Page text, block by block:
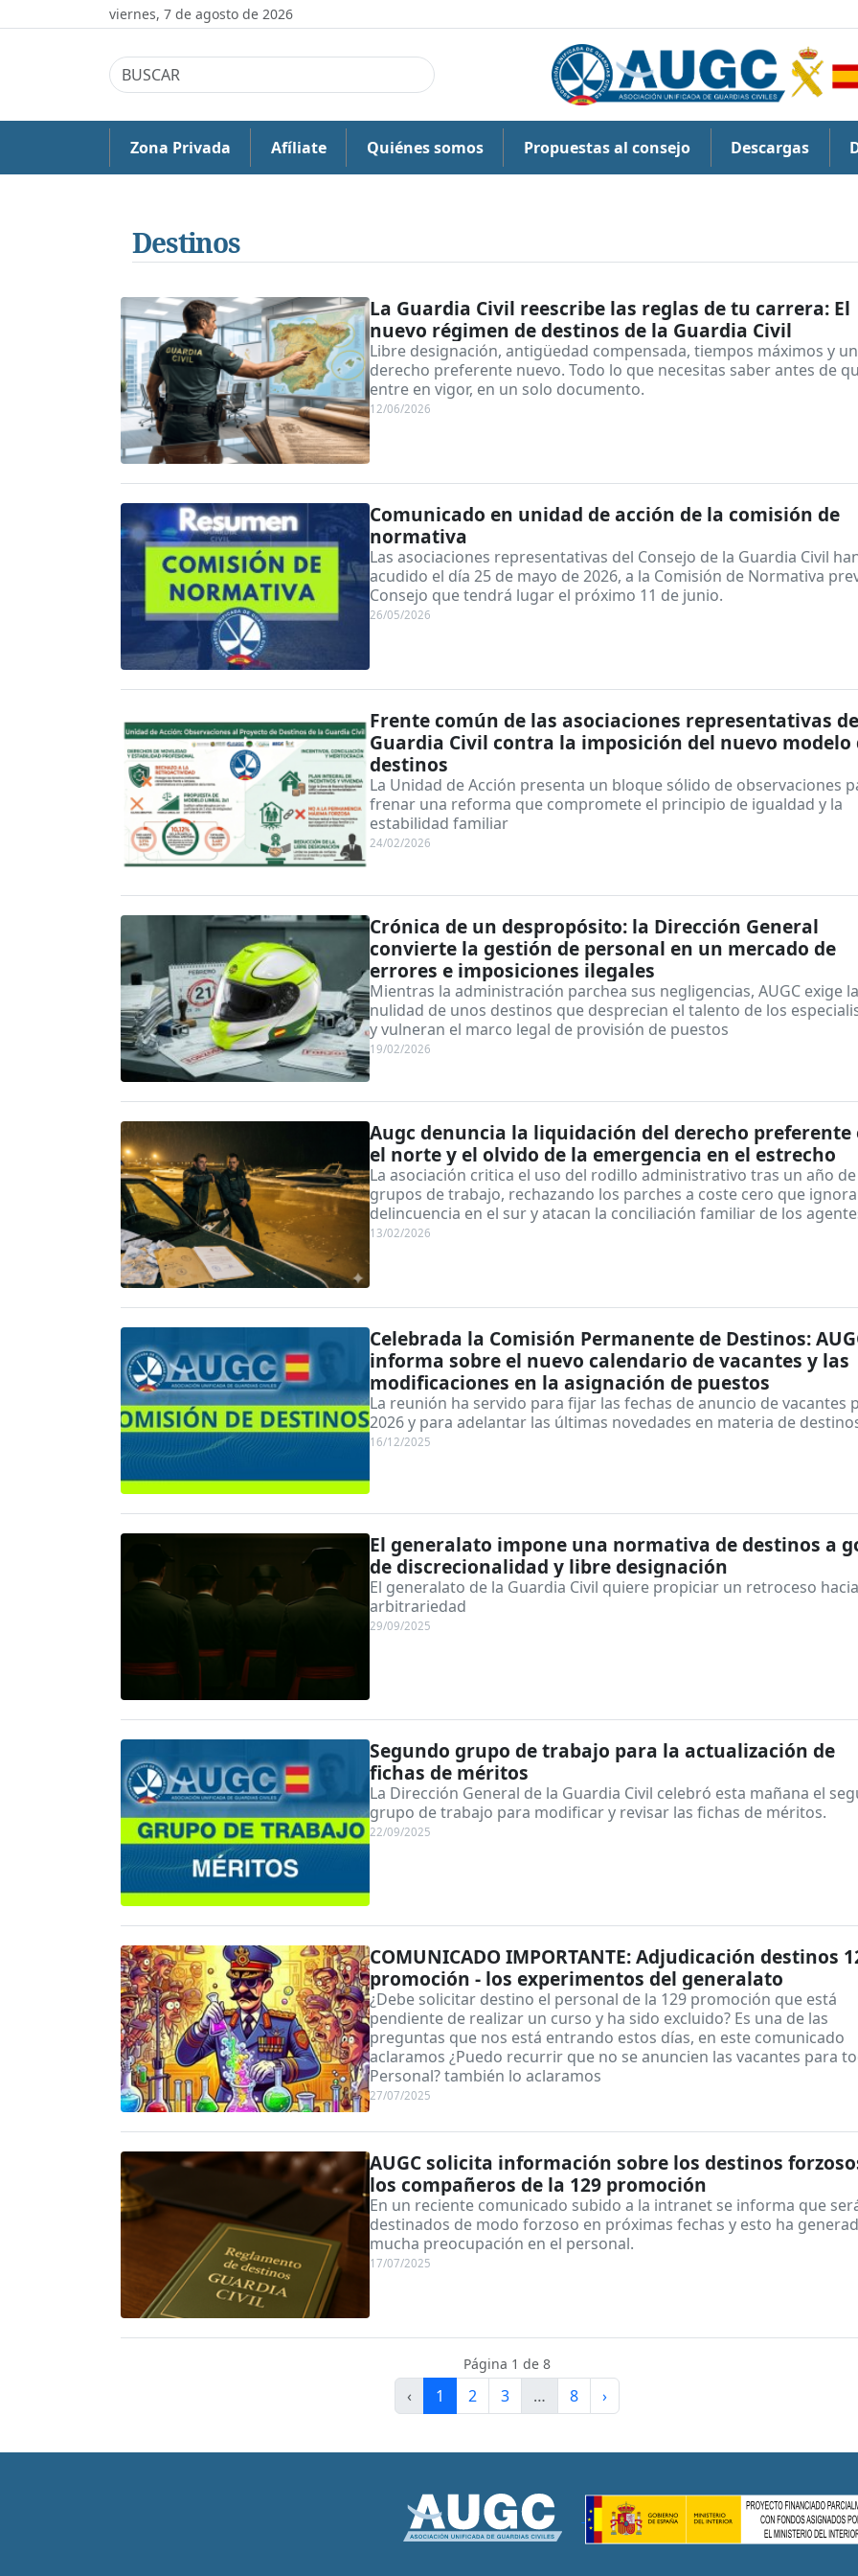
viernes, 7 de agosto de 2026
Zona Privada Afíliate Quiénes somos Propuestas al consejo Descargas
Destinos
La Guardia Civil reescribe las reglas de tu carrera: El
nuevo régimen de destinos de la Guardia Civil
Libre designación, antigüedad compensada, tiempos máximos y un
derecho preferente nuevo. Todo lo que necesitas saber antes de
entre en vigor, en un solo documento.
12/06/2026
Comunicado en unidad de acción de la comisión de
normativa
Las asociaciones representativas del Consejo de la Guardia Civil
acudido el día 25 de mayo de 2026, a la Comisión de Normativa
Consejo que tendrá lugar el próximo 11 de junio.
26/05/2026
Frente común de las asociaciones representativas
Guardia Civil contra la imposición del nuevo modelo
destinos
La Unidad de Acción presenta un bloque sólido de observaciones
frenar una reforma que compromete el principio de igualdad y la
estabilidad familiar
24/02/2026
Crónica de un despropósito: la Dirección General
convierte la gestión de personal en un mercado de
errores e imposiciones ilegales
Mientras la administración parchea sus negligencias, AUGC exige la
nulidad de unos destinos que desprecian el talento de los
y vulneran el marco legal de provisión de puestos
19/02/2026
Augc denuncia la liquidación del derecho preferente
el norte y el olvido de la emergencia en el estrecho
La asociación critica el uso del rodillo administrativo tras un año de
grupos de trabajo, rechazando los parches a coste cero que
delincuencia en el sur y atacan la conciliación familiar de los
13/02/2026
Celebrada la Comisión Permanente de Destinos:
informa sobre el nuevo calendario de vacantes y las
modificaciones en la asignación de puestos
La reunión ha servido para fijar las fechas de anuncio de vacantes
2026 y para adelantar las últimas novedades en materia de
16/12/2025
El generalato impone una normativa de destinos a
de discrecionalidad y libre designación
El generalato de la Guardia Civil quiere propiciar un retroceso
arbitrariedad
29/09/2025
Segundo grupo de trabajo para la actualización de
fichas de méritos
La Dirección General de la Guardia Civil celebró esta mañana el
grupo de trabajo para modificar y revisar las fichas de méritos.
22/09/2025
COMUNICADO IMPORTANTE: Adjudicación destinos
promoción - los experimentos del generalato
¿Debe solicitar destino el personal de la 129 promoción que está
pendiente de realizar un curso y ha sido excluido? Es una de las
preguntas que nos está entrando estos días, en este comunicado
aclaramos ¿Puedo recurrir que no se anuncien las vacantes para
Personal? también lo aclaramos
27/07/2025
AUGC solicita información sobre los destinos
los compañeros de la 129 promoción
En un reciente comunicado subido a la intranet se informa que
destinados de modo forzoso en próximas fechas y esto ha
mucha preocupación en el personal.
17/07/2025
Página 1 de 8
‹ 1 2 3 … 8 ›